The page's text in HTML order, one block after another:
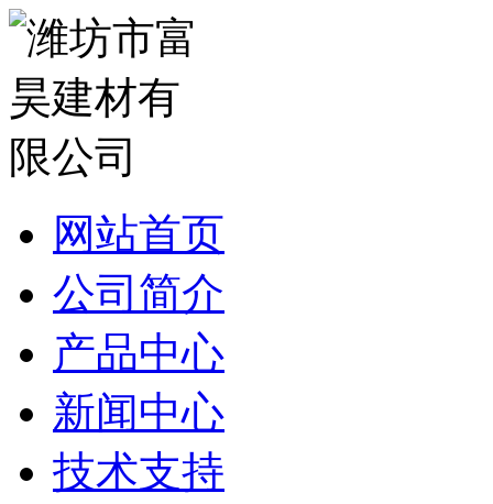
网站首页
公司简介
产品中心
新闻中心
技术支持